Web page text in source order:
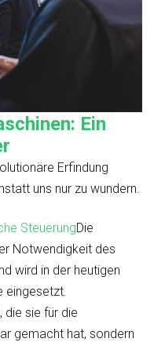
Ein
Erfindung
uns nur zu wundern.
SteuerungDie
Notwendigkeit des
wird in der heutigen
eingesetzt.
die sie für die
gemacht hat, sondern